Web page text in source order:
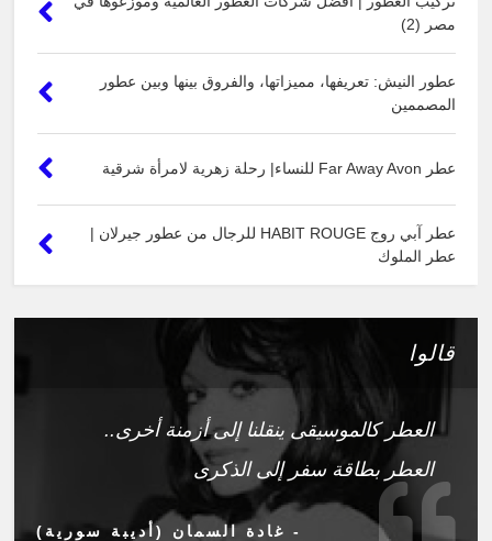
مصر (2)
عطور النيش: تعريفها، مميزاتها، والفروق بينها وبين عطور
المصممين
عطر Far Away Avon للنساء| رحلة زهرية لامرأة شرقية
عطر آبي روج HABIT ROUGE للرجال من عطور جيرلان |
عطر الملوك
قالوا
العطر كالموسيقى ينقلنا إلى أزمنة أخرى..
العطر بطاقة سفر إلى الذكرى
- غادة السمان (أديبة سورية)